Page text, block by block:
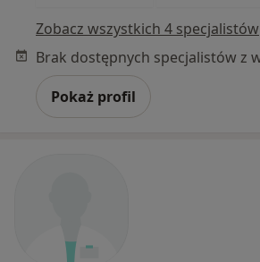
Zobacz wszystkich 4 specjalistów
Pokaż profil